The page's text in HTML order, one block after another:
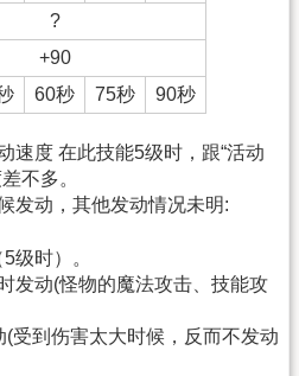
?
+90
60秒 75秒 90秒
速度 在此技能5级时，跟“活动
不多。
发动，其他发动情况未明:
级时）。
发动(怪物的魔法攻击、技能攻
(受到伤害太大时候，反而不发动